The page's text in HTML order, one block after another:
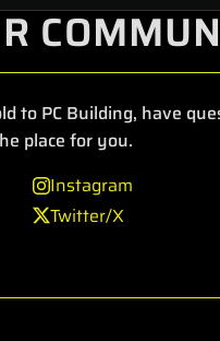
to PC Building, have
place for you.
Instagram
Twitter/X